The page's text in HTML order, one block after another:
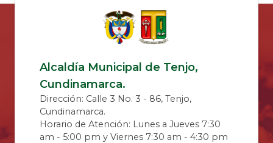
Alcaldía Municipal de Tenjo,
Cundinamarca.
Dirección: Calle 3 No. 3 - 86, Tenjo,
Cundinamarca.
Horario de Atención: Lunes a Jueves 7:30
am - 5:00 pm y Viernes 7:30 am - 4:30 pm